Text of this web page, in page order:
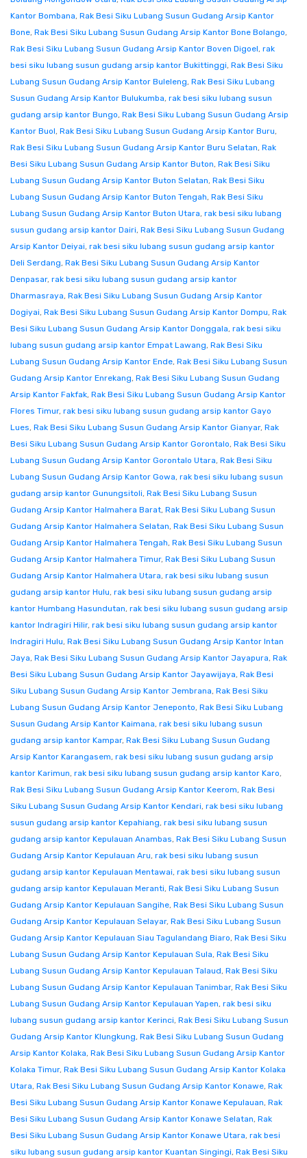
Kantor Bombana, Rak Besi Siku Lubang Susun Gudang Arsip Kantor
Bone, Rak Besi Siku Lubang Susun Gudang Arsip Kantor Bone Bolango,
Rak Besi Siku Lubang Susun Gudang Arsip Kantor Boven Digoel, rak
besi siku lubang susun gudang arsip kantor Bukittinggi, Rak Besi Siku
Lubang Susun Gudang Arsip Kantor Buleleng, Rak Besi Siku Lubang
Susun Gudang Arsip Kantor Bulukumba, rak besi siku lubang susun
gudang arsip kantor Bungo, Rak Besi Siku Lubang Susun Gudang Arsip
Kantor Buol, Rak Besi Siku Lubang Susun Gudang Arsip Kantor Buru,
Rak Besi Siku Lubang Susun Gudang Arsip Kantor Buru Selatan, Rak
Besi Siku Lubang Susun Gudang Arsip Kantor Buton, Rak Besi Siku
Lubang Susun Gudang Arsip Kantor Buton Selatan, Rak Besi Siku
Lubang Susun Gudang Arsip Kantor Buton Tengah, Rak Besi Siku
Lubang Susun Gudang Arsip Kantor Buton Utara, rak besi siku lubang
susun gudang arsip kantor Dairi, Rak Besi Siku Lubang Susun Gudang
Arsip Kantor Deiyai, rak besi siku lubang susun gudang arsip kantor
Deli Serdang, Rak Besi Siku Lubang Susun Gudang Arsip Kantor
Denpasar, rak besi siku lubang susun gudang arsip kantor
Dharmasraya, Rak Besi Siku Lubang Susun Gudang Arsip Kantor
Dogiyai, Rak Besi Siku Lubang Susun Gudang Arsip Kantor Dompu, Rak
Besi Siku Lubang Susun Gudang Arsip Kantor Donggala, rak besi siku
lubang susun gudang arsip kantor Empat Lawang, Rak Besi Siku
Lubang Susun Gudang Arsip Kantor Ende, Rak Besi Siku Lubang Susun
Gudang Arsip Kantor Enrekang, Rak Besi Siku Lubang Susun Gudang
Arsip Kantor Fakfak, Rak Besi Siku Lubang Susun Gudang Arsip Kantor
Flores Timur, rak besi siku lubang susun gudang arsip kantor Gayo
Lues, Rak Besi Siku Lubang Susun Gudang Arsip Kantor Gianyar, Rak
Besi Siku Lubang Susun Gudang Arsip Kantor Gorontalo, Rak Besi Siku
Lubang Susun Gudang Arsip Kantor Gorontalo Utara, Rak Besi Siku
Lubang Susun Gudang Arsip Kantor Gowa, rak besi siku lubang susun
gudang arsip kantor Gunungsitoli, Rak Besi Siku Lubang Susun
Gudang Arsip Kantor Halmahera Barat, Rak Besi Siku Lubang Susun
Gudang Arsip Kantor Halmahera Selatan, Rak Besi Siku Lubang Susun
Gudang Arsip Kantor Halmahera Tengah, Rak Besi Siku Lubang Susun
Gudang Arsip Kantor Halmahera Timur, Rak Besi Siku Lubang Susun
Gudang Arsip Kantor Halmahera Utara, rak besi siku lubang susun
gudang arsip kantor Hulu, rak besi siku lubang susun gudang arsip
kantor Humbang Hasundutan, rak besi siku lubang susun gudang arsip
kantor Indragiri Hilir, rak besi siku lubang susun gudang arsip kantor
Indragiri Hulu, Rak Besi Siku Lubang Susun Gudang Arsip Kantor Intan
Jaya, Rak Besi Siku Lubang Susun Gudang Arsip Kantor Jayapura, Rak
Besi Siku Lubang Susun Gudang Arsip Kantor Jayawijaya, Rak Besi
Siku Lubang Susun Gudang Arsip Kantor Jembrana, Rak Besi Siku
Lubang Susun Gudang Arsip Kantor Jeneponto, Rak Besi Siku Lubang
Susun Gudang Arsip Kantor Kaimana, rak besi siku lubang susun
gudang arsip kantor Kampar, Rak Besi Siku Lubang Susun Gudang
Arsip Kantor Karangasem, rak besi siku lubang susun gudang arsip
kantor Karimun, rak besi siku lubang susun gudang arsip kantor Karo,
Rak Besi Siku Lubang Susun Gudang Arsip Kantor Keerom, Rak Besi
Siku Lubang Susun Gudang Arsip Kantor Kendari, rak besi siku lubang
susun gudang arsip kantor Kepahiang, rak besi siku lubang susun
gudang arsip kantor Kepulauan Anambas, Rak Besi Siku Lubang Susun
Gudang Arsip Kantor Kepulauan Aru, rak besi siku lubang susun
gudang arsip kantor Kepulauan Mentawai, rak besi siku lubang susun
gudang arsip kantor Kepulauan Meranti, Rak Besi Siku Lubang Susun
Gudang Arsip Kantor Kepulauan Sangihe, Rak Besi Siku Lubang Susun
Gudang Arsip Kantor Kepulauan Selayar, Rak Besi Siku Lubang Susun
Gudang Arsip Kantor Kepulauan Siau Tagulandang Biaro, Rak Besi Siku
Lubang Susun Gudang Arsip Kantor Kepulauan Sula, Rak Besi Siku
Lubang Susun Gudang Arsip Kantor Kepulauan Talaud, Rak Besi Siku
Lubang Susun Gudang Arsip Kantor Kepulauan Tanimbar, Rak Besi Siku
Lubang Susun Gudang Arsip Kantor Kepulauan Yapen, rak besi siku
lubang susun gudang arsip kantor Kerinci, Rak Besi Siku Lubang Susun
Gudang Arsip Kantor Klungkung, Rak Besi Siku Lubang Susun Gudang
Arsip Kantor Kolaka, Rak Besi Siku Lubang Susun Gudang Arsip Kantor
Kolaka Timur, Rak Besi Siku Lubang Susun Gudang Arsip Kantor Kolaka
Utara, Rak Besi Siku Lubang Susun Gudang Arsip Kantor Konawe, Rak
Besi Siku Lubang Susun Gudang Arsip Kantor Konawe Kepulauan, Rak
Besi Siku Lubang Susun Gudang Arsip Kantor Konawe Selatan, Rak
Besi Siku Lubang Susun Gudang Arsip Kantor Konawe Utara, rak besi
siku lubang susun gudang arsip kantor Kuantan Singingi, Rak Besi Siku